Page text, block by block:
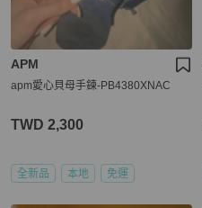
APM
apm愛心貝母手鍊-PB4380XNAC
TWD 2,300
全新品 本地 免運